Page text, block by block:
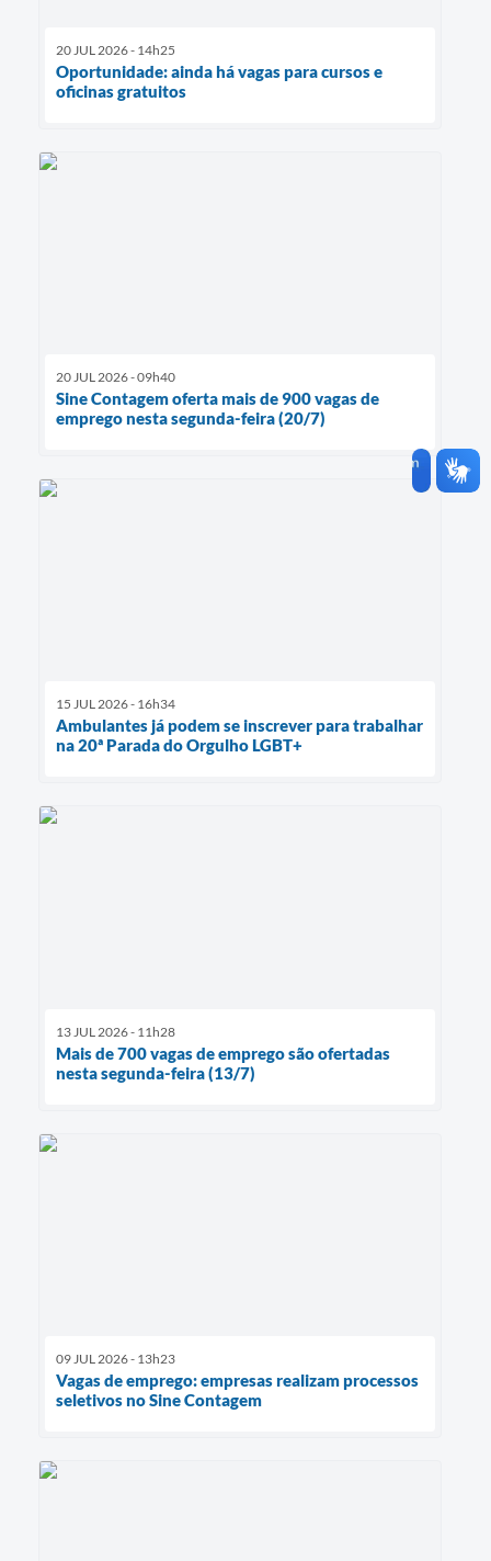
20 JUL 2026 - 14h25
Oportunidade: ainda há vagas para cursos e
oficinas gratuitos
20 JUL 2026 - 09h40
Sine Contagem oferta mais de 900 vagas de
emprego nesta segunda-feira (20/7)
15 JUL 2026 - 16h34
Ambulantes já podem se inscrever para trabalhar
na 20ª Parada do Orgulho LGBT+
13 JUL 2026 - 11h28
Mais de 700 vagas de emprego são ofertadas
nesta segunda-feira (13/7)
09 JUL 2026 - 13h23
Vagas de emprego: empresas realizam processos
seletivos no Sine Contagem